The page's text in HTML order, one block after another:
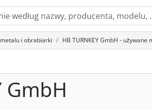
i obrabiarki HB TURNKEY GmbH -
GmbH